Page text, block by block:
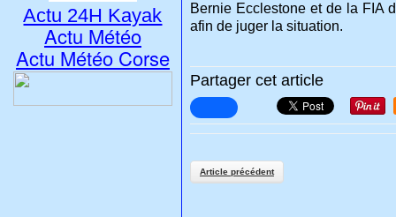
Bernie Ecclestone et de la FIA
afin de juger la situation.
Partager cet article
Article précédent
Actu 24H Kayak
Actu Météo
Actu Météo Corse